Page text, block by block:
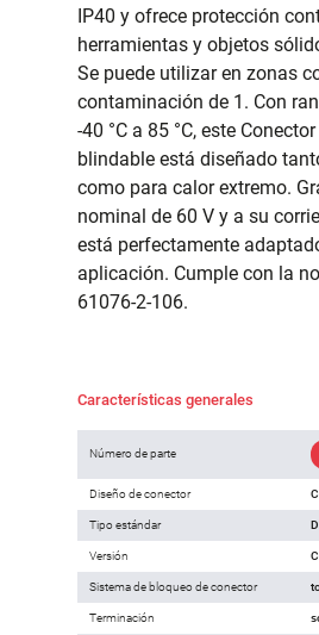
IP40 y ofrece protección
herramientas y objetos
Se puede utilizar en zonas
contaminación de 1. Con
-40 °C a 85 °C, este
blindable está diseñado
como para calor extremo.
nominal de 60 V y a su
está perfectamente
aplicación. Cumple con la
61076-2-106.
Características generales
Número de parte
Diseño de conector
Tipo estándar
Versión
Sistema de bloqueo de conector
Terminación